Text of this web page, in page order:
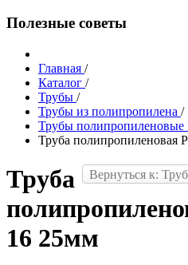
Полезные советы
Главная /
Каталог /
Трубы /
Трубы из полипропилена /
Трубы полипропиленовые
Труба полипропиленовая
Вернуться к:
Труба
16 25мм